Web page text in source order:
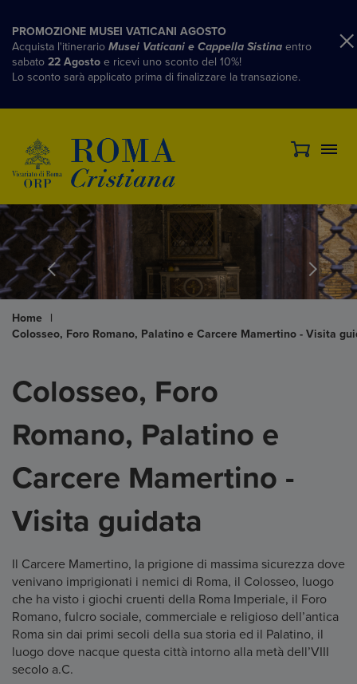
PROMOZIONE MUSEI VATICANI AGOSTO
Acquista l'itinerario Musei Vaticani e Cappella Sistina entro
sabato 22 Agosto e ricevi uno sconto del 10%!
Lo sconto sarà applicato prima di finalizzare la transazione.
Home
|
Colosseo, Foro Romano, Palatino e Carcere Mamertino - Visita
Colosseo, Foro
Romano, Palatino e
Carcere Mamertino -
Visita guidata
Il Carcere Mamertino, la prigione di massima sicurezza dove
venivano imprigionati i nemici di Roma, il Colosseo, luogo
che ha visto i giochi cruenti della Roma Imperiale, il Foro
Romano, fulcro sociale, commerciale e religioso dell’antica
Roma sin dai primi secoli della sua storia ed il Palatino, il
luogo dove nacque questa città intorno alla metà dell’VIII
secolo a.C.